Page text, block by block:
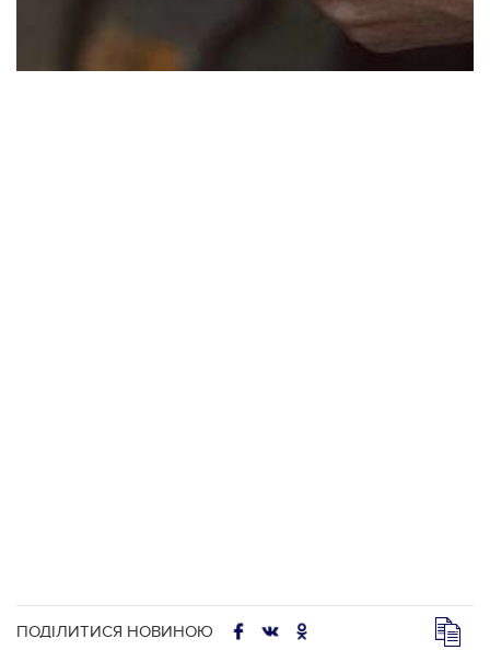
ПОДІЛИТИСЯ НОВИНОЮ